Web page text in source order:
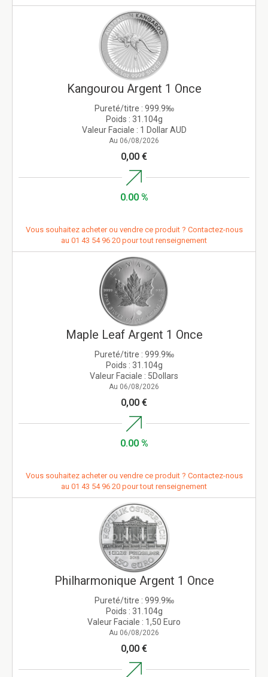
Kangourou Argent 1 Once
Pureté/titre : 999.9‰
Poids : 31.104g
Valeur Faciale : 1 Dollar AUD
Au 06/08/2026
0,00 €
0.00 %
Vous souhaitez acheter ou vendre ce produit ? Contactez-nous
au 01 43 54 96 20 pour tout renseignement
Maple Leaf Argent 1 Once
Pureté/titre : 999.9‰
Poids : 31.104g
Valeur Faciale : 5Dollars
Au 06/08/2026
0,00 €
0.00 %
Vous souhaitez acheter ou vendre ce produit ? Contactez-nous
au 01 43 54 96 20 pour tout renseignement
Philharmonique Argent 1 Once
Pureté/titre : 999.9‰
Poids : 31.104g
Valeur Faciale : 1,50 Euro
Au 06/08/2026
0,00 €